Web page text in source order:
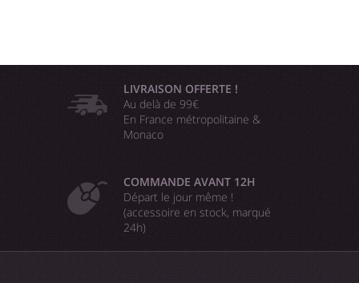
LIVRAISON OFFERTE !
Au delà de 99€
En France métropolitaine &
Monaco
COMMANDE AVANT 12H
Départ le jour même !
(accessoire en stock, marqué
24h)